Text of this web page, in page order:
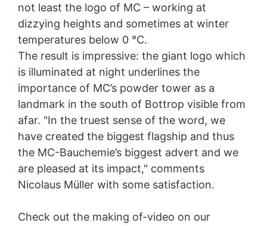
not least the logo of MC – working at
dizzying heights and sometimes at winter
temperatures below 0 °C.
The result is impressive: the giant logo which
is illuminated at night underlines the
importance of MC’s powder tower as a
landmark in the south of Bottrop visible from
afar. "In the truest sense of the word, we
have created the biggest flagship and thus
the MC-Bauchemie’s biggest advert and we
are pleased at its impact," comments
Nicolaus Müller with some satisfaction.
Check out the making of-video on our
Odvolanie Vášho súhlasu so spracovaním údajov
Spracovanie údajov v rámci niektorých procesov je
možné len s Vašim výslovným súhlasom. Súhlas, ktorý
ste už udelili, môžete kedykoľvek odvolať. Stačí ak nám
zašlete napr. neformálne oznámenie prostredníctvom e-
mailu. Zákonnosť spracovania údajov uskutočnená do
odvolania zostáva odvolaním nedotknutá.
Právo podať sťažnosť príslušnému dozorujúcemu
úradu
V prípade porušení práva ochrany údajov má dotknutá
osoba právo podať sťažnosť príslušnému dozorujúcemu
úradu. Príslušným dozorujúcim úradom pre oblasť práva
ochrany údajov je krajinská zmocnenkyňa pre ochranu
údajov a informačnú slobodu Severného Porýnia-
Vestfálska, Düsseldorf.
Právo na prenosnosť údajov